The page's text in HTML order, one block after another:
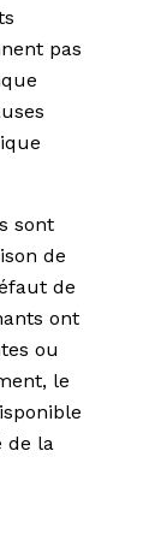
pas
sont
de
de
ont
ou
le
de la